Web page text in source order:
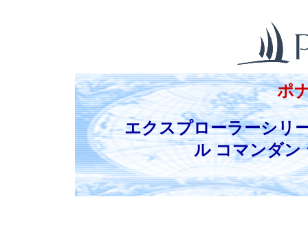
ポ
エクスプローラーシリ
ル コマンダン